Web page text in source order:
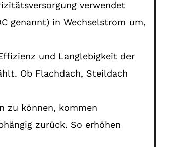
verwendet
genannt) in Wechselstrom um,
und Langlebigkeit der
Ob Flachdach, Steildach
zu können, kommen
zurück. So erhöhen